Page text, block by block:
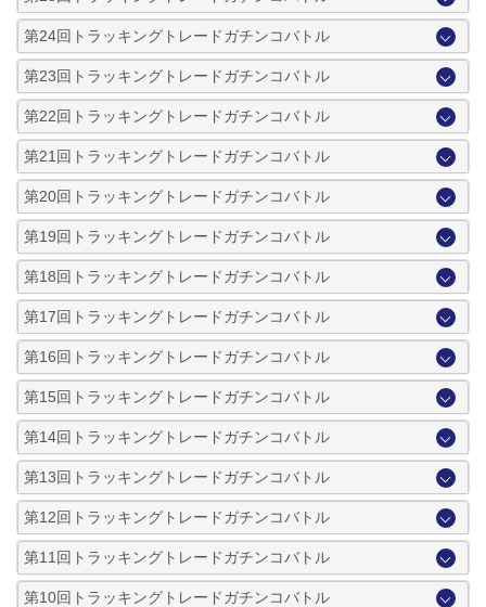
第24回トラッキングトレードガチンコバトル
第23回トラッキングトレードガチンコバトル
第22回トラッキングトレードガチンコバトル
第21回トラッキングトレードガチンコバトル
第20回トラッキングトレードガチンコバトル
第19回トラッキングトレードガチンコバトル
第18回トラッキングトレードガチンコバトル
第17回トラッキングトレードガチンコバトル
第16回トラッキングトレードガチンコバトル
第15回トラッキングトレードガチンコバトル
第14回トラッキングトレードガチンコバトル
第13回トラッキングトレードガチンコバトル
第12回トラッキングトレードガチンコバトル
第11回トラッキングトレードガチンコバトル
第10回トラッキングトレードガチンコバトル